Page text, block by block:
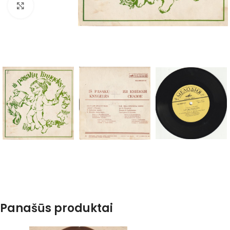
Spustelėkite, kad padidintumėte
Panašūs produktai